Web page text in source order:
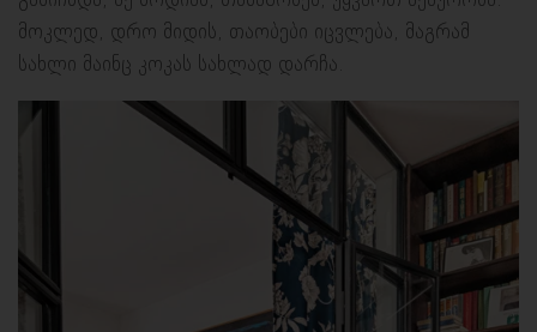
მოკლედ, დრო მიდის, თაობები იცვლება, მაგრამ
სახლი მაინც კოკას სახლად დარჩა.